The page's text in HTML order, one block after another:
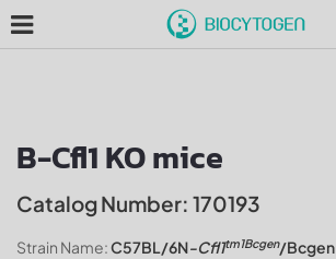
B-Cfl1 KO mice
Catalog Number: 170193
Strain Name:C57BL/6N-Cfl1tm1Bcgen/Bcgen